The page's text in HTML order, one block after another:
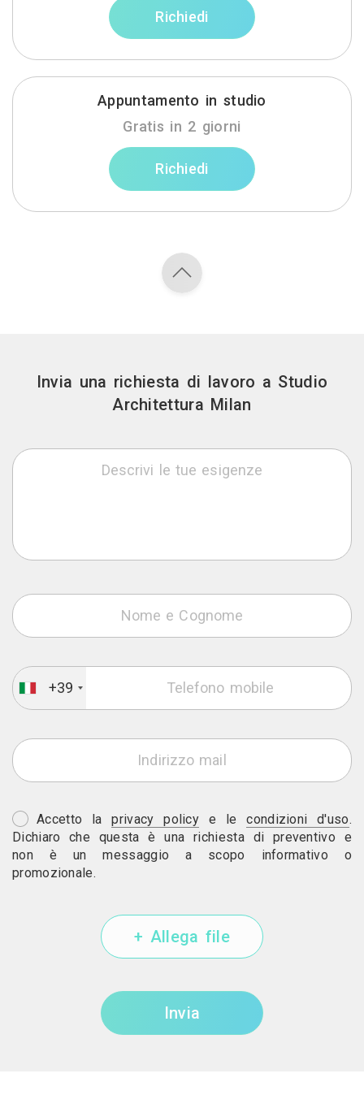
Richiedi
Appuntamento in studio
Gratis in 2 giorni
Richiedi
Invia una richiesta di lavoro a Studio
Architettura Milan
+39
Accetto laprivacy policy e lecondizioni d'uso.
Dichiaro che questa è una richiesta di preventivo e
non è un messaggio a scopo informativo o
promozionale.
+ Allega file
Invia